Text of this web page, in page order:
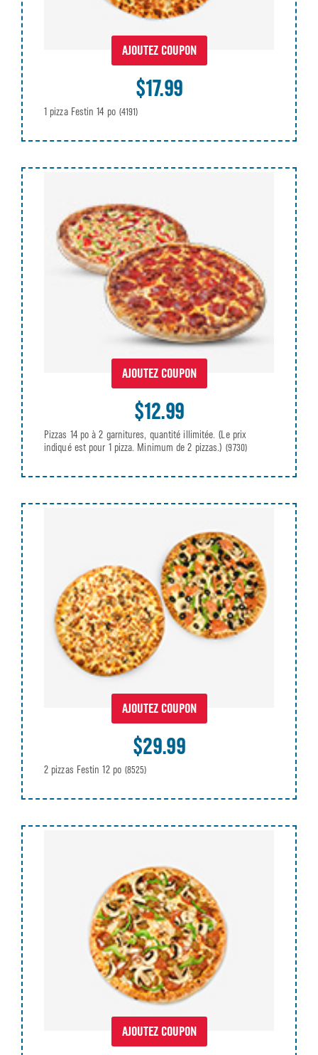
AJOUTEZ COUPON
$17.99
1 pizza Festin 14 po (4191)
AJOUTEZ COUPON
$12.99
Pizzas 14 po à 2 garnitures, quantité illimitée. (Le prix
indiqué est pour 1 pizza. Minimum de 2 pizzas.) (9730)
AJOUTEZ COUPON
$29.99
2 pizzas Festin 12 po (8525)
AJOUTEZ COUPON